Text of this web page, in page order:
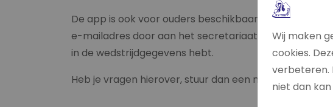
De app is ook voor ouders beschikbaar. Wil je
e-mailadres door aan het secretariaat. Wij voegen
in de wedstrijdgegevens hebt.
Heb je vragen hierover, stuur dan een mail naar
Wij maken
cookies.
verbeteren.
niet dan